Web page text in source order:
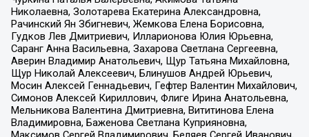
Николаевна, Золотарева Екатерина Александровна,
Рачинский Ян Збигневич, Жемкова Елена Борисовна,
Гудков Лев Дмитриевич, Илларионова Юлия Юрьевна,
Саранг Анна Васильевна, Захарова Светлана Сергеевна,
Аверин Владимир Анатольевич, Щур Татьяна Михайловна,
Щур Николай Алексеевич, Блинушов Андрей Юрьевич,
Мосин Алексей Геннадьевич, Гефтер Валентин Михайлович,
Симонов Алексей Кириллович, Флиге Ирина Анатольевна,
Мельникова Валентина Дмитриевна, Вититинова Елена
Владимировна, Баженова Светлана Куприяновна,